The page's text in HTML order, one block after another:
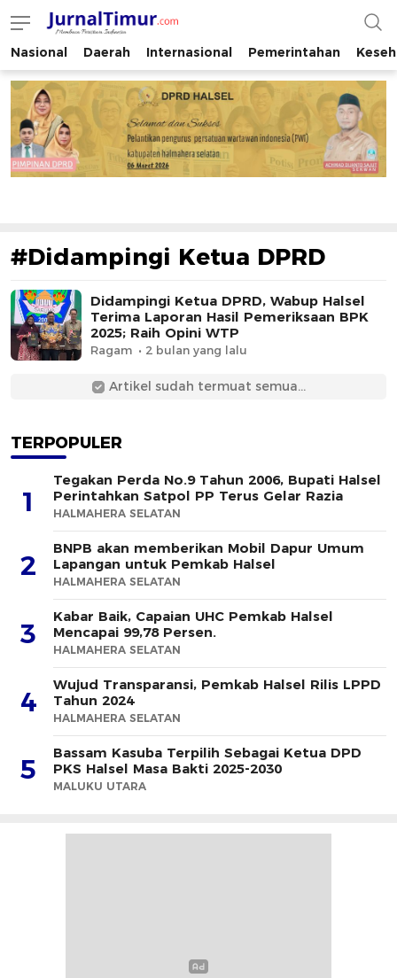
JurnalTimur.com
Membaca Peristiwa Indonesia
Nasional Daerah Internasional Pemerintahan
#Didampingi Ketua DPRD
Didampingi Ketua DPRD, Wabup Halsel
Terima Laporan Hasil Pemeriksaan BPK
2025; Raih Opini WTP
Ragam 2 bulan yang lalu
Artikel sudah termuat semua...
TERPOPULER
1
Tegakan Perda No.9 Tahun 2006, Bupati Halsel
Perintahkan Satpol PP Terus Gelar Razia
HALMAHERA SELATAN
2
BNPB akan memberikan Mobil Dapur Umum
Lapangan untuk Pemkab Halsel
HALMAHERA SELATAN
3
Kabar Baik, Capaian UHC Pemkab Halsel
Mencapai 99,78 Persen.
HALMAHERA SELATAN
4
Wujud Transparansi, Pemkab Halsel Rilis LPPD
Tahun 2024
HALMAHERA SELATAN
5
Bassam Kasuba Terpilih Sebagai Ketua DPD
PKS Halsel Masa Bakti 2025-2030
MALUKU UTARA